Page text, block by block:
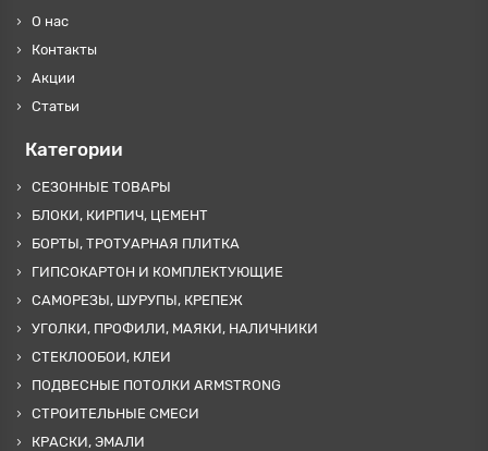
О нас
Контакты
Акции
Статьи
Категории
СЕЗОННЫЕ ТОВАРЫ
БЛОКИ, КИРПИЧ, ЦЕМЕНТ
БОРТЫ, ТРОТУАРНАЯ ПЛИТКА
ГИПСОКАРТОН И КОМПЛЕКТУЮЩИЕ
САМОРЕЗЫ, ШУРУПЫ, КРЕПЕЖ
УГОЛКИ, ПРОФИЛИ, МАЯКИ, НАЛИЧНИКИ
СТЕКЛООБОИ, КЛЕИ
ПОДВЕСНЫЕ ПОТОЛКИ ARMSTRONG
СТРОИТЕЛЬНЫЕ СМЕСИ
КРАСКИ, ЭМАЛИ